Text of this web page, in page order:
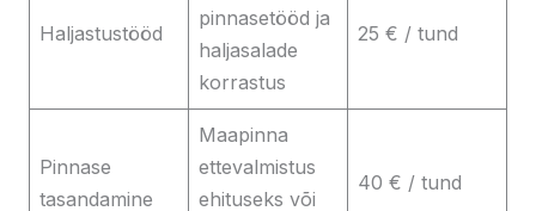
Haljastustööd
pinnasetööd ja
haljasalade
korrastus
25 € / tund
Pinnase
tasandamine
Maapinna
ettevalmistus
ehituseks või
40 € / tund